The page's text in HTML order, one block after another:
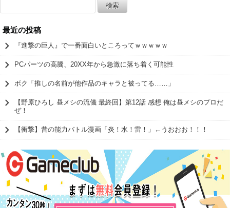
索:
最近の投稿
『進撃の巨人』で一番面白いところってｗｗｗｗｗ
PCパーツの高騰、20XX年から急激に落ち着く可能性
ボク「推しの名前が他作品のキャラと被ってる……」
【野原ひろし 昼メシの流儀 最終回】第12話 感想 俺は昼メシのプロだ
ぜ！
【衝撃】昔の能力バトル漫画「炎！水！雷！」←うおおお！！！